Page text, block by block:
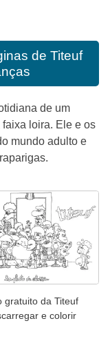
de Titeuf
de um
loira. Ele e os
mundo adulto e
gratuito da Titeuf
e colorir